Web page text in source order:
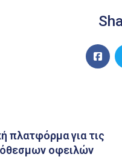
πλατφόρμα για τις
οφειλών